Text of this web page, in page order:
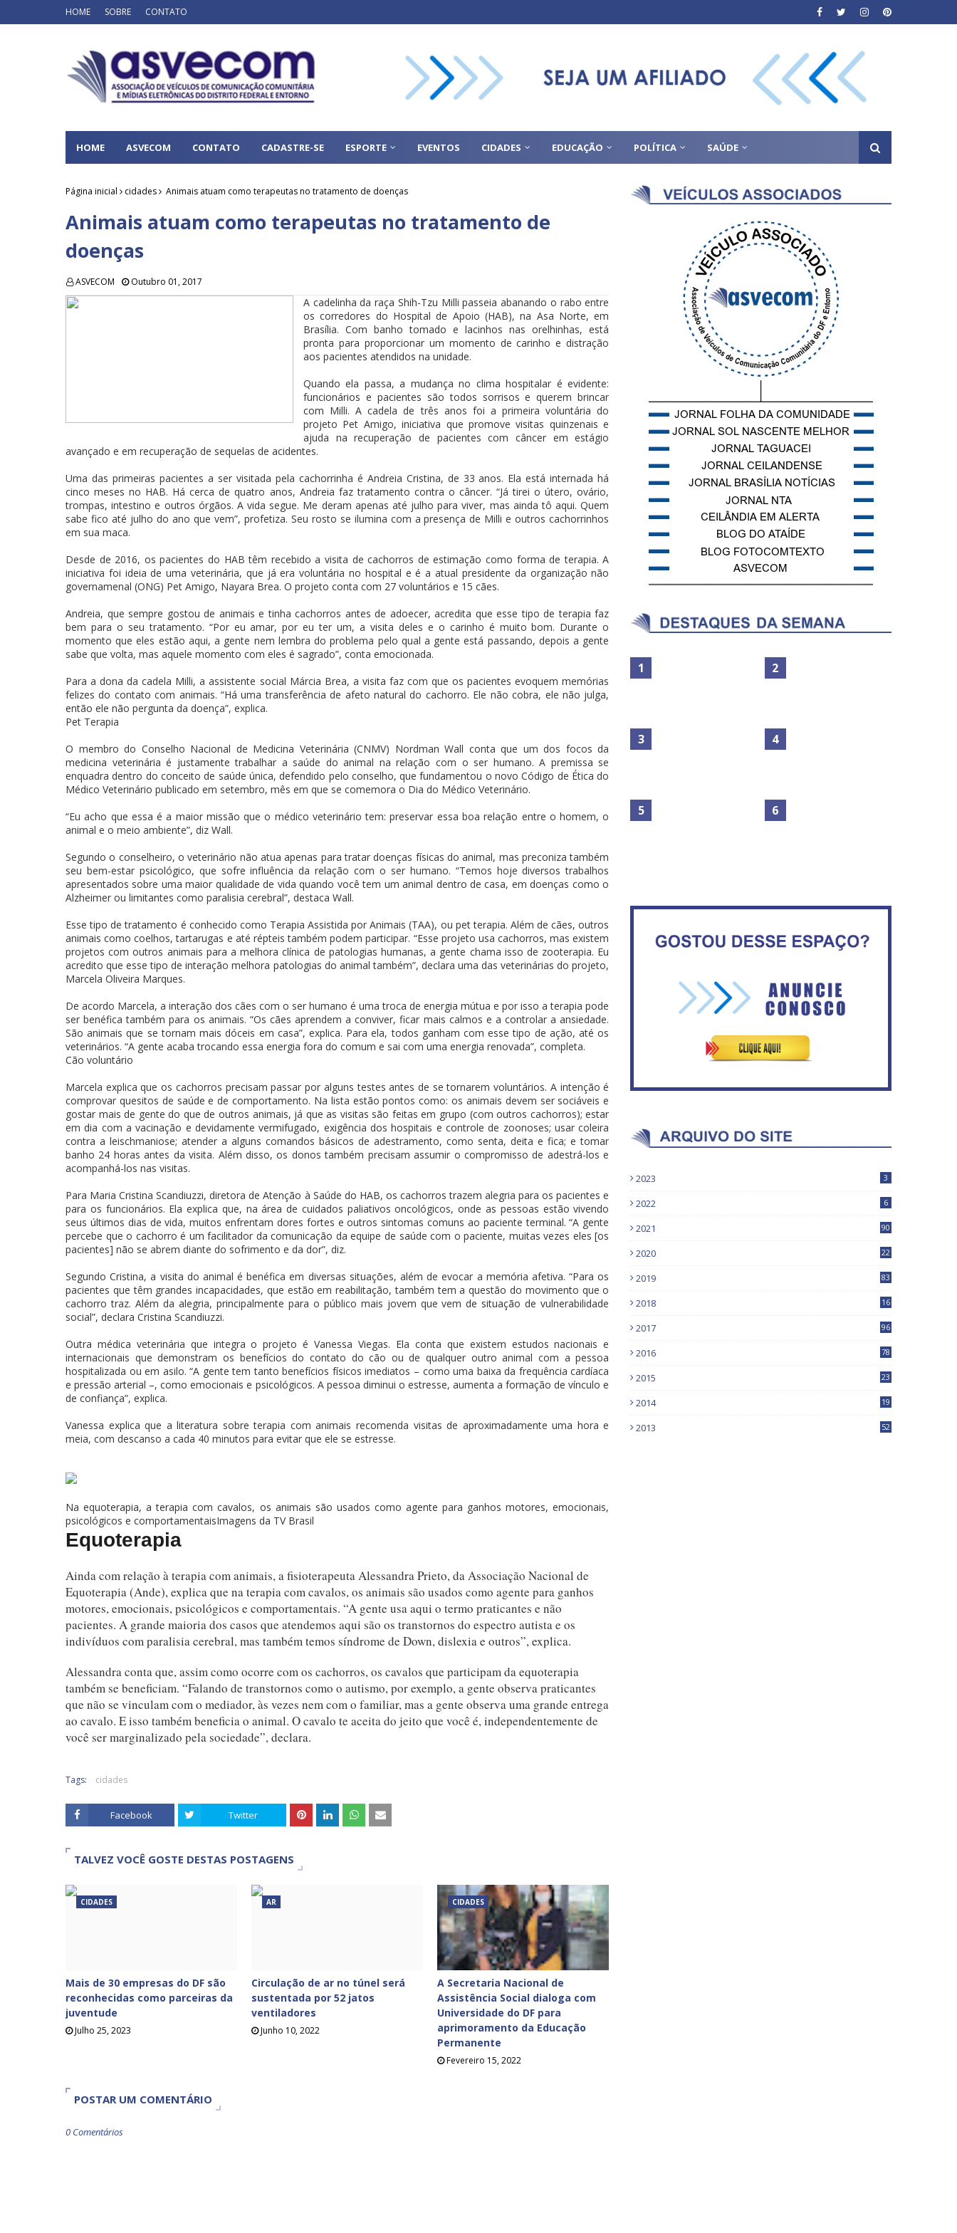
HOME SOBRE CONTATO
HOME ASVECOM CONTATO CADASTRE-SE ESPORTE EVENTOS CIDADES EDUCAÇÃO POLÍTICA SAÚDE
Página inicial cidades Animais atuam como terapeutas no tratamento de doenças
Animais atuam como terapeutas no tratamento de
doenças
ASVECOM Outubro 01, 2017
A cadelinha da raça Shih-Tzu Milli passeia abanando o rabo entre
os corredores do Hospital de Apoio (HAB), na Asa Norte, em
Brasília. Com banho tomado e lacinhos nas orelhinhas, está
pronta para proporcionar um momento de carinho e distração
aos pacientes atendidos na unidade.
Quando ela passa, a mudança no clima hospitalar é evidente:
funcionários e pacientes são todos sorrisos e querem brincar
com Milli. A cadela de três anos foi a primeira voluntária do
projeto Pet Amigo, iniciativa que promove visitas quinzenais e
ajuda na recuperação de pacientes com câncer em estágio
avançado e em recuperação de sequelas de acidentes.
Uma das primeiras pacientes a ser visitada pela cachorrinha é Andreia Cristina, de 33 anos. Ela está internada há
cinco meses no HAB. Há cerca de quatro anos, Andreia faz tratamento contra o câncer. “Já tirei o útero, ovário,
trompas, intestino e outros órgãos. A vida segue. Me deram apenas até julho para viver, mas ainda tô aqui. Quem
sabe fico até julho do ano que vem”, profetiza. Seu rosto se ilumina com a presença de Milli e outros cachorrinhos
em sua maca.
Desde de 2016, os pacientes do HAB têm recebido a visita de cachorros de estimação como forma de terapia. A
iniciativa foi ideia de uma veterinária, que já era voluntária no hospital e é a atual presidente da organização não
governamenal (ONG) Pet Amigo, Nayara Brea. O projeto conta com 27 voluntários e 15 cães.
Andreia, que sempre gostou de animais e tinha cachorros antes de adoecer, acredita que esse tipo de terapia faz
bem para o seu tratamento. “Por eu amar, por eu ter um, a visita deles e o carinho é muito bom. Durante o
momento que eles estão aqui, a gente nem lembra do problema pelo qual a gente está passando, depois a gente
sabe que volta, mas aquele momento com eles é sagrado”, conta emocionada.
Para a dona da cadela Milli, a assistente social Márcia Brea, a visita faz com que os pacientes evoquem memórias
felizes do contato com animais. “Há uma transferência de afeto natural do cachorro. Ele não cobra, ele não julga,
então ele não pergunta da doença”, explica.
Pet Terapia
O membro do Conselho Nacional de Medicina Veterinária (CNMV) Nordman Wall conta que um dos focos da
medicina veterinária é justamente trabalhar a saúde do animal na relação com o ser humano. A premissa se
enquadra dentro do conceito de saúde única, defendido pelo conselho, que fundamentou o novo Código de Ética do
Médico Veterinário publicado em setembro, mês em que se comemora o Dia do Médico Veterinário.
“Eu acho que essa é a maior missão que o médico veterinário tem: preservar essa boa relação entre o homem, o
animal e o meio ambiente”, diz Wall.
Segundo o conselheiro, o veterinário não atua apenas para tratar doenças físicas do animal, mas preconiza também
seu bem-estar psicológico, que sofre influência da relação com o ser humano. “Temos hoje diversos trabalhos
apresentados sobre uma maior qualidade de vida quando você tem um animal dentro de casa, em doenças como o
Alzheimer ou limitantes como paralisia cerebral”, destaca Wall.
Esse tipo de tratamento é conhecido como Terapia Assistida por Animais (TAA), ou pet terapia. Além de cães, outros
animais como coelhos, tartarugas e até répteis também podem participar. “Esse projeto usa cachorros, mas existem
projetos com outros animais para a melhora clínica de patologias humanas, a gente chama isso de zooterapia. Eu
acredito que esse tipo de interação melhora patologias do animal também”, declara uma das veterinárias do projeto,
Marcela Oliveira Marques.
De acordo Marcela, a interação dos cães com o ser humano é uma troca de energia mútua e por isso a terapia pode
ser benéfica também para os animais. “Os cães aprendem a conviver, ficar mais calmos e a controlar a ansiedade.
São animais que se tornam mais dóceis em casa”, explica. Para ela, todos ganham com esse tipo de ação, até os
veterinários. “A gente acaba trocando essa energia fora do comum e sai com uma energia renovada”, completa.
Cão voluntário
Marcela explica que os cachorros precisam passar por alguns testes antes de se tornarem voluntários. A intenção é
comprovar quesitos de saúde e de comportamento. Na lista estão pontos como: os animais devem ser sociáveis e
gostar mais de gente do que de outros animais, já que as visitas são feitas em grupo (com outros cachorros); estar
em dia com a vacinação e devidamente vermifugado, exigência dos hospitais e controle de zoonoses; usar coleira
contra a leischmaniose; atender a alguns comandos básicos de adestramento, como senta, deita e fica; e tomar
banho 24 horas antes da visita. Além disso, os donos também precisam assumir o compromisso de adestrá-los e
acompanhá-los nas visitas.
Para Maria Cristina Scandiuzzi, diretora de Atenção à Saúde do HAB, os cachorros trazem alegria para os pacientes e
para os funcionários. Ela explica que, na área de cuidados paliativos oncológicos, onde as pessoas estão vivendo
seus últimos dias de vida, muitos enfrentam dores fortes e outros sintomas comuns ao paciente terminal. “A gente
percebe que o cachorro é um facilitador da comunicação da equipe de saúde com o paciente, muitas vezes eles [os
pacientes] não se abrem diante do sofrimento e da dor”, diz.
Segundo Cristina, a visita do animal é benéfica em diversas situações, além de evocar a memória afetiva. “Para os
pacientes que têm grandes incapacidades, que estão em reabilitação, também tem a questão do movimento que o
cachorro traz. Além da alegria, principalmente para o público mais jovem que vem de situação de vulnerabilidade
social”, declara Cristina Scandiuzzi.
Outra médica veterinária que integra o projeto é Vanessa Viegas. Ela conta que existem estudos nacionais e
internacionais que demonstram os benefícios do contato do cão ou de qualquer outro animal com a pessoa
hospitalizada ou em asilo. “A gente tem tanto benefícios físicos imediatos – como uma baixa da frequência cardíaca
e pressão arterial –, como emocionais e psicológicos. A pessoa diminui o estresse, aumenta a formação de vínculo e
de confiança”, explica.
Vanessa explica que a literatura sobre terapia com animais recomenda visitas de aproximadamente uma hora e
meia, com descanso a cada 40 minutos para evitar que ele se estresse.
Na equoterapia, a terapia com cavalos, os animais são usados como agente para ganhos motores, emocionais,
psicológicos e comportamentaisImagens da TV Brasil
Equoterapia
Ainda com relação à terapia com animais, a fisioterapeuta Alessandra Prieto, da Associação Nacional de
Equoterapia (Ande), explica que na terapia com cavalos, os animais são usados como agente para ganhos
motores, emocionais, psicológicos e comportamentais. “A gente usa aqui o termo praticantes e não
pacientes. A grande maioria dos casos que atendemos aqui são os transtornos do espectro autista e os
indivíduos com paralisia cerebral, mas também temos síndrome de Down, dislexia e outros”, explica.
Alessandra conta que, assim como ocorre com os cachorros, os cavalos que participam da equoterapia
também se beneficiam. “Falando de transtornos como o autismo, por exemplo, a gente observa praticantes
que não se vinculam com o mediador, às vezes nem com o familiar, mas a gente observa uma grande entrega
ao cavalo. E isso também beneficia o animal. O cavalo te aceita do jeito que você é, independentemente de
você ser marginalizado pela sociedade”, declara.
Tags: cidades
Facebook Twitter
TALVEZ VOCÊ GOSTE DESTAS POSTAGENS
CIDADES
Mais de 30 empresas do DF são
reconhecidas como parceiras da
juventude
Julho 25, 2023
AR
Circulação de ar no túnel será
sustentada por 52 jatos
ventiladores
Junho 10, 2022
CIDADES
A Secretaria Nacional de
Assistência Social dialoga com
Universidade do DF para
aprimoramento da Educação
Permanente
Fevereiro 15, 2022
POSTAR UM COMENTÁRIO
0 Comentários
buscar ajuda do governo
será sustentada por 52 jatos
ventiladores
2023 3
2022 6
2021 90
2020
22
2019
83
2018
16
2017
96
2016
78
2015 23
2014 19
2013 52